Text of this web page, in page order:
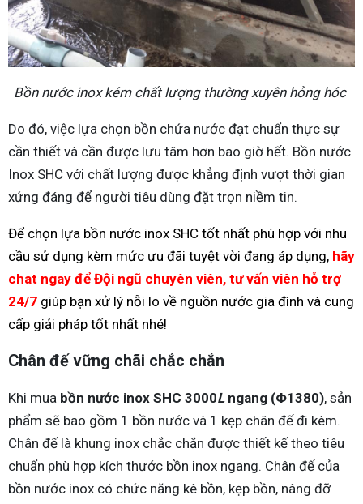
Bồn nước inox kém chất lượng thường xuyên hỏng hóc
Do đó, việc lựa chọn bồn chứa nước đạt chuẩn thực sự
cần thiết và cần được lưu tâm hơn bao giờ hết. Bồn nước
Inox SHC với chất lượng được khẳng định vượt thời gian
xứng đáng để người tiêu dùng đặt trọn niềm tin.
Để chọn lựa bồn nước inox SHC tốt nhất phù hợp với nhu
cầu sử dụng kèm mức ưu đãi tuyệt vời đang áp dụng, hãy
chat ngay để Đội ngũ chuyên viên, tư vấn viên hỗ trợ
24/7 giúp bạn xử lý nỗi lo về nguồn nước gia đình và cung
cấp giải pháp tốt nhất nhé!
Chân đế vững chãi chắc chắn
Khi mua bồn nước inox SHC 3000Lngang (Φ1380), sản
phẩm sẽ bao gồm 1 bồn nước và 1 kẹp chân đế đi kèm.
Chân đế là khung inox chắc chắn được thiết kế theo tiêu
chuẩn phù hợp kích thước bồn inox ngang. Chân đế của
bồn nước inox có chức năng kê bồn, kẹp bồn, nâng đỡ